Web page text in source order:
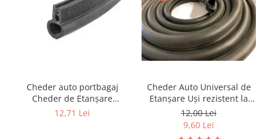
Cheder auto portbagaj
Cheder de Etanșare
Profesional din Cauciuc -
12,71 Lei
Cheder Auto Universal de
Etanșare Uși rezistent la
intemperii, raze UV,
îmbătrânire și temperaturi
extreme
12,00 Lei
9,60 Lei